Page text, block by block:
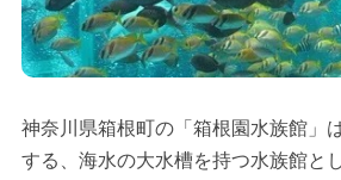
神奈川県箱根町の「箱根園水族館」
する、海水の大水槽を持つ水族館と